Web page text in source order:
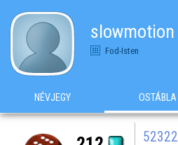
slowmotion
Fod-Isten
NÉVJEGY OSTÁBLA
52322